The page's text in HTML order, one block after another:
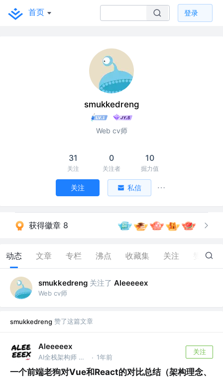
首页 登录
smukkedreng
Web cv师
31
关注
0
关注者
10
掘力值
关注 私信
获得徽章 8
动态 文章 专栏 沸点 收藏集 关注 46
smukkedreng 关注了 Aleeeeex
Web cv师
smukkedreng 赞了这篇文章
Aleeeeex
AI全栈架构师 @唱唱X调 · 1年前
关注
一个前端老狗对Vue和React的对比总结（架构理念、